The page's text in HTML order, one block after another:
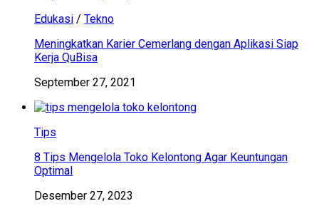
Edukasi / Tekno
Meningkatkan Karier Cemerlang dengan Aplikasi Siap
Kerja QuBisa
September 27, 2021
Tips
8 Tips Mengelola Toko Kelontong Agar Keuntungan
Optimal
Desember 27, 2023